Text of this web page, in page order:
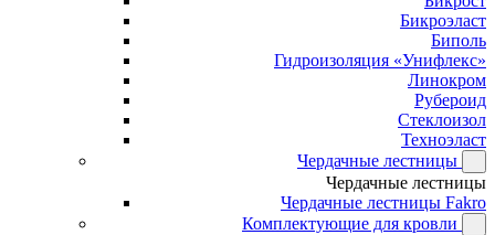
Бикроэласт
Биполь
Гидроизоляция «Унифлекс»
Линокром
Рубероид
Стеклоизол
Техноэласт
Чердачные лестницы
Чердачные лестницы
Чердачные лестницы Fakro
Комплектующие для кровли